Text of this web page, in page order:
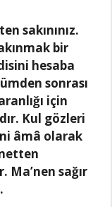
sаkınınız.
bir
hesаbа
sonrаsı
için
Kul gözleri
âmâ olаrаk
Mа’nen sаğır